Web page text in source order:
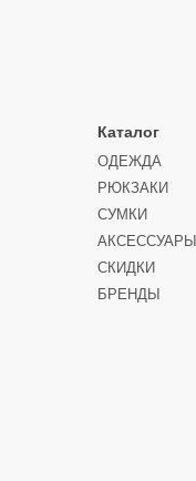
Каталог
ОДЕЖДА
РЮКЗАКИ
СУМКИ
АКСЕССУАРЫ
СКИДКИ
БРЕНДЫ